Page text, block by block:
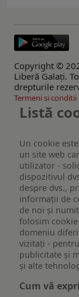
Copyright ©
Liberă Galaţi.
drepturile
Termeni si conditii
Listă
Un cookie
un site web
utilizator -
dispozitivul
despre dvs.,
informații de
de noi și
folosim
domeniu
vizitați -
publicitate și
și alte
Cum vă